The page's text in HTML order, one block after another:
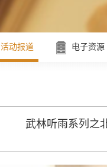
活动报道 电子资源
武林听雨系列之